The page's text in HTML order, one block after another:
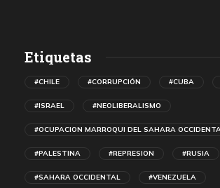
Etiquetas
#CHILE #CORRUPCIÓN #CUBA
#ISRAEL #NEOLIBERALISMO
#OCUPACION MARROQUI DEL SAHARA
#PALESTINA #REPRESION #RUSIA
#SAHARA OCCIDENTAL #VENEZUELA